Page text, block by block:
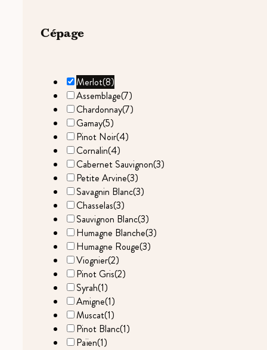
Cépage
Merlot(8)
Assemblage(7)
Chardonnay(7)
Gamay(5)
Pinot Noir(4)
Cornalin(4)
Cabernet Sauvignon(3)
Petite Arvine(3)
Savagnin Blanc(3)
Chasselas(3)
Sauvignon Blanc(3)
Humagne Blanche(3)
Humagne Rouge(3)
Viognier(2)
Pinot Gris(2)
Syrah(1)
Amigne(1)
Muscat(1)
Pinot Blanc(1)
Païen(1)